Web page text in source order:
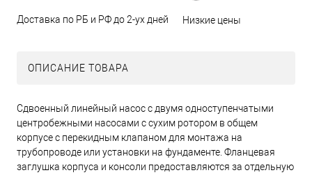
Доставка по РБ и РФ до 2-ух дней Низкие цены
ОПИСАНИЕ ТОВАРА
Сдвоенный линейный насос с двумя одноступенчатыми
центробежными насосами с сухим ротором в общем
корпусе с перекидным клапаном для монтажа на
трубопроводе или установки на фундаменте. Фланцевая
заглушка корпуса и консоли предоставляются за отдельную